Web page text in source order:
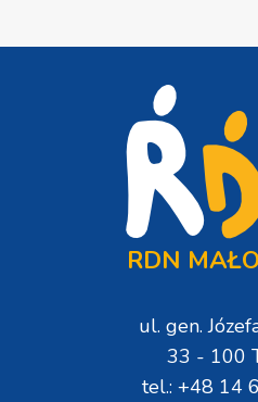
RDN
ul. gen.
33 - 100
tel.: +48 14